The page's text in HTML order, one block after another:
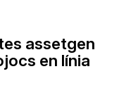
assetgen
en línia